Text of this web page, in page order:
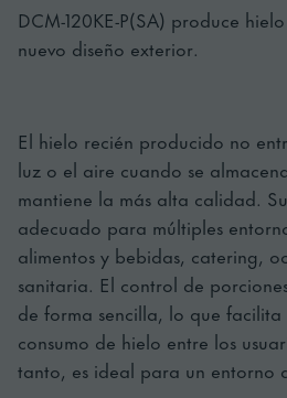
DCM-120KE-P(SA) produce
nuevo diseño exterior.
El hielo recién producido no
luz o el aire cuando se
mantiene la más alta calidad.
adecuado para múltiples
alimentos y bebidas, catering,
sanitaria. El control de
de forma sencilla, lo que
consumo de hielo entre los
tanto, es ideal para un entorno